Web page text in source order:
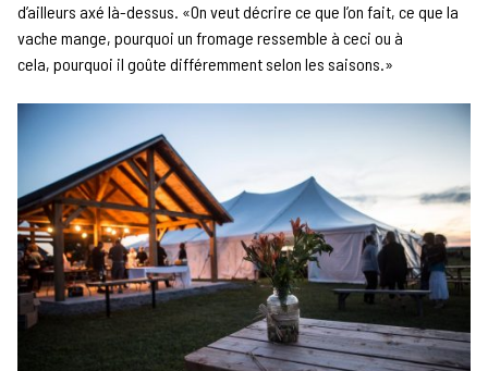
d’ailleurs axé là-dessus. «On veut décrire ce que l’on fait, ce que la
vache mange, pourquoi un fromage ressemble à ceci ou à
cela, pourquoi il goûte différemment selon les saisons.»